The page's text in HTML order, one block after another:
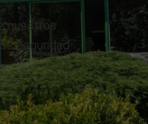
nuestros
seguridad